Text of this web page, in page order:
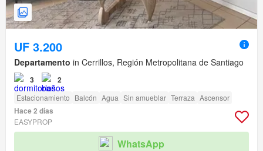
UF 3.200
Departamento in Cerrillos, Región Metropolitana de Santiago
3 2
Estacionamiento Balcón Agua Sin amueblar Terraza Ascensor
Hace 2 días
EASYPROP
WhatsApp